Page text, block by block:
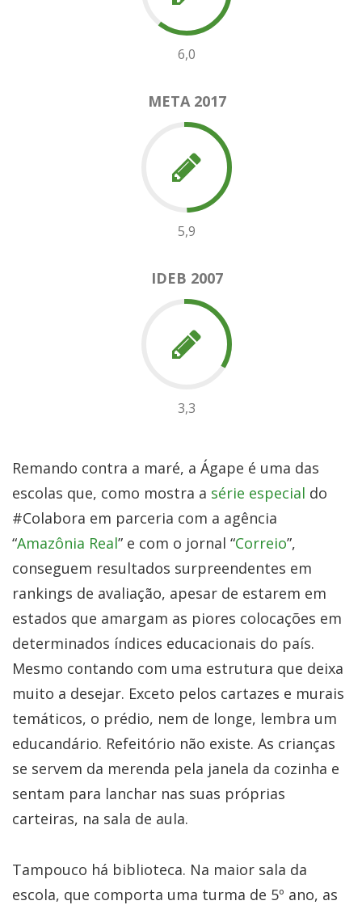
6,0
META 2017
5,9
IDEB 2007
3,3
Remando contra a maré, a Ágape é uma das
escolas que, como mostra a série especial do
#Colabora em parceria com a agência
“Amazônia Real” e com o jornal “Correio”,
conseguem resultados surpreendentes em
rankings de avaliação, apesar de estarem em
estados que amargam as piores colocações em
determinados índices educacionais do país.
Mesmo contando com uma estrutura que deixa
muito a desejar. Exceto pelos cartazes e murais
temáticos, o prédio, nem de longe, lembra um
educandário. Refeitório não existe. As crianças
se servem da merenda pela janela da cozinha e
sentam para lanchar nas suas próprias
carteiras, na sala de aula.
Tampouco há biblioteca. Na maior sala da
escola, que comporta uma turma de 5º ano, as